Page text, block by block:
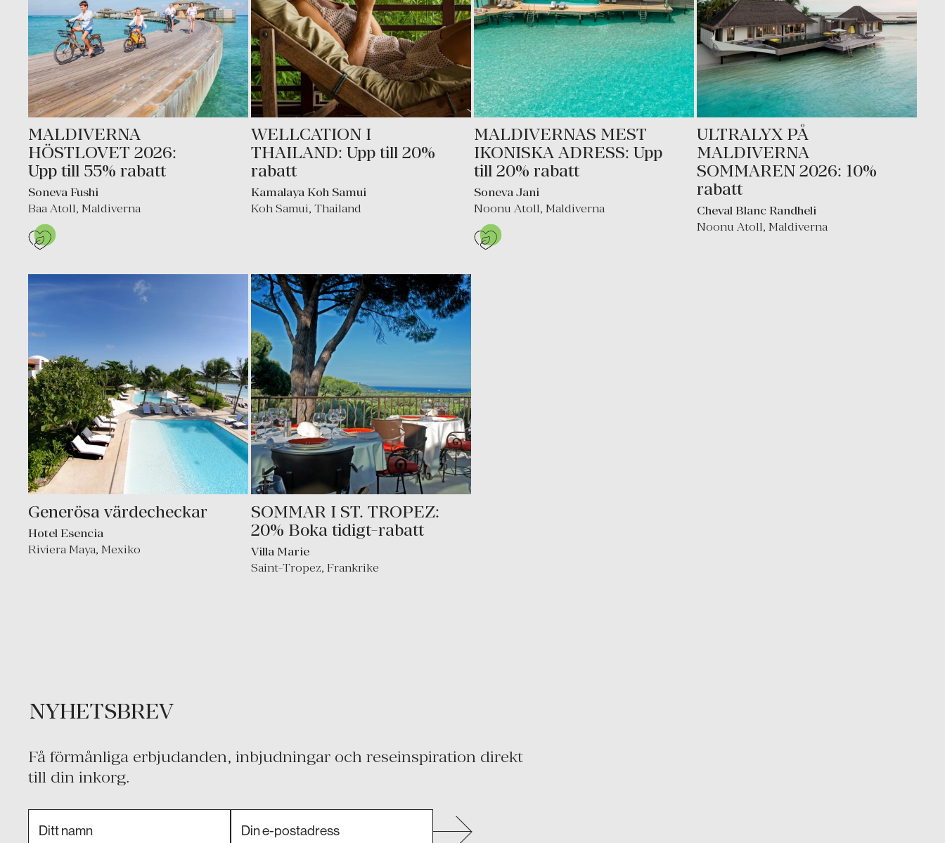
MALDIVERNA
HÖSTLOVET 2026:
Upp till 55% rabatt
Soneva Fushi
Baa Atoll, Maldiverna
WELLCATION I
THAILAND: Upp till 20%
rabatt
Kamalaya Koh Samui
Koh Samui, Thailand
MALDIVERNAS MEST
IKONISKA ADRESS: Upp
till 20% rabatt
Soneva Jani
Noonu Atoll, Maldiverna
ULTRALYX PÅ
MALDIVERNA
SOMMAREN 2026: 10%
rabatt
Cheval Blanc Randheli
Noonu Atoll, Maldiverna
Generösa värdecheckar
Hotel Esencia
Riviera Maya, Mexiko
SOMMAR I ST. TROPEZ:
20% Boka tidigt-rabatt
Villa Marie
Saint-Tropez, Frankrike
NYHETSBREV
Få förmånliga erbjudanden, inbjudningar och reseinspiration direkt
till din inkorg.